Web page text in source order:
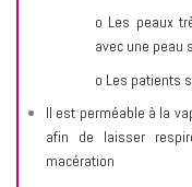
o Les peaux
avec une peau
o Les patients
Il est perméable à la
afin de laisser
macération